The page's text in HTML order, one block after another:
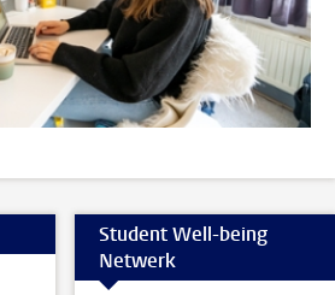
Student Well-being
Netwerk